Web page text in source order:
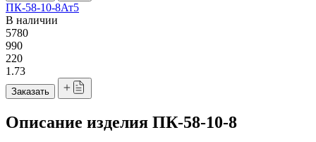
ПК-58-10-8Ат5
В наличии
5780
990
220
1.73
Заказать
Описание изделия ПК-58-10-8